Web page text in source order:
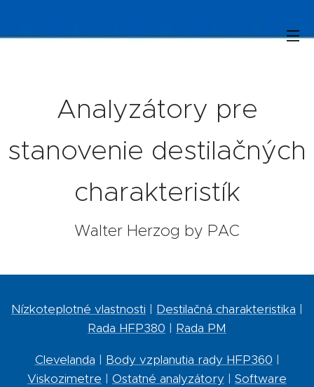
Analyzátory pre
stanovenie destilačných
charakteristík
Walter Herzog by PAC
Nízkoteplotné vlastnosti | Destilačná charakteristika |
Rada HFP380 | Rada PM
Clevelanda | Body vzplanutia rady HFP360 |
Viskozimetre | Ostatné analyzátory | Software